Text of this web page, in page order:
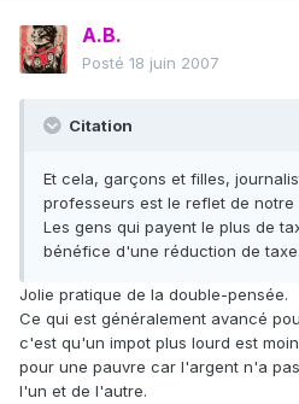
A.B.
Posté 18 juin 2007
Citation
Et cela, garçons et filles,
professeurs est le reflet de notre
Les gens qui payent le plus de
bénéfice d'une réduction de taxe.
Jolie pratique de la double-pensée.
Ce qui est généralement avancé
c'est qu'un impot plus lourd est
pour une pauvre car l'argent n'a
l'un et de l'autre.